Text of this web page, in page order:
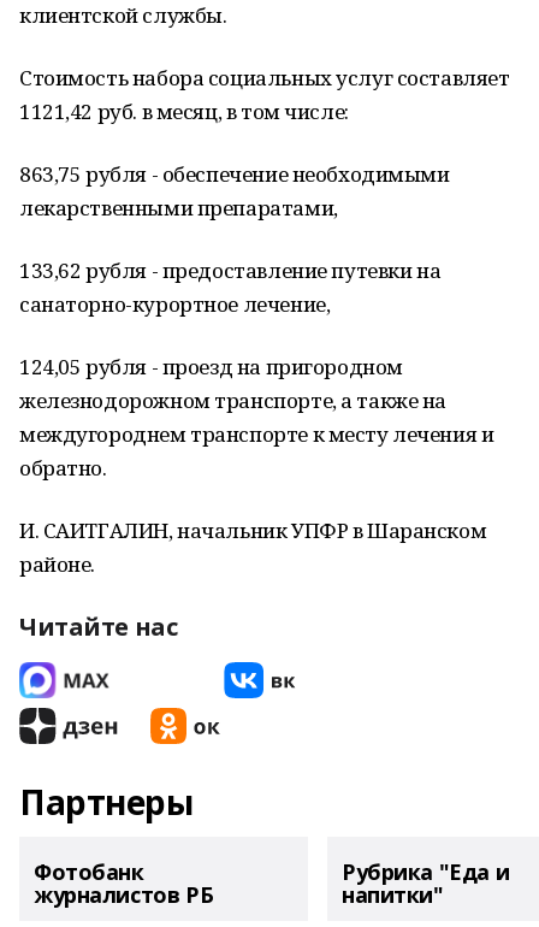
клиентской службы.
Стоимость набора социальных услуг составляет
1121,42 руб. в месяц, в том числе:
863,75 рубля - обеспечение необходимыми
лекарственными препаратами,
133,62 рубля - предоставление путевки на
санаторно-курортное лечение,
124,05 рубля - проезд на пригородном
железнодорожном транспорте, а также на
междугороднем транспорте к месту лечения и
обратно.
И. САИТГАЛИН, начальник УПФР в Шаранском
районе.
Читайте нас
Партнеры
Фотобанк
журналистов РБ
Рубрика "Еда и
напитки"